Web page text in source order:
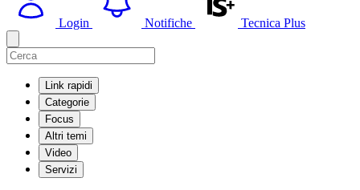
Login Notifiche Tecnica Plus
Link rapidi
Categorie
Focus
Altri temi
Video
Servizi